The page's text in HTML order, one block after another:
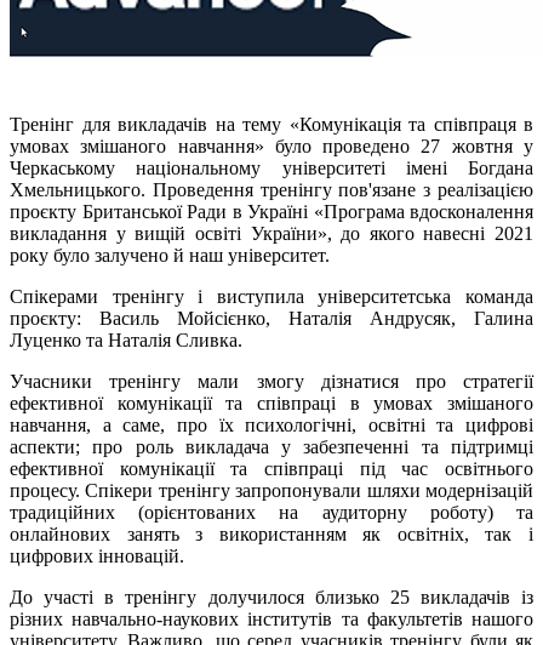
Тренінг для викладачів на тему «Комунікація та співпраця в
умовах змішаного навчання» було проведено 27 жовтня у
Черкаському національному університеті імені Богдана
Хмельницького. Проведення тренінгу пов'язане з реалізацією
проєкту Британської Ради в Україні «Програма вдосконалення
викладання у вищій освіті України», до якого навесні 2021
року було залучено й наш університет.
Спікерами тренінгу і виступила університетська команда
проєкту: Василь Мойсієнко, Наталія Андрусяк, Галина
Луценко та Наталія Сливка.
Учасники тренінгу мали змогу дізнатися про стратегії
ефективної комунікації та співпраці в умовах змішаного
навчання, а саме, про їх психологічні, освітні та цифрові
аспекти; про роль викладача у забезпеченні та підтримці
ефективної комунікації та співпраці під час освітнього
процесу. Спікери тренінгу запропонували шляхи модернізацій
традиційних (орієнтованих на аудиторну роботу) та
онлайнових занять з використанням як освітніх, так і
цифрових інновацій.
До участі в тренінгу долучилося близько 25 викладачів із
різних навчально-наукових інститутів та факультетів нашого
університету. Важливо, що серед учасників тренінгу були як